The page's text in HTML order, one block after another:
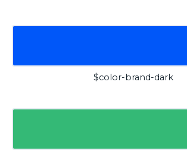
$color-brand-dark